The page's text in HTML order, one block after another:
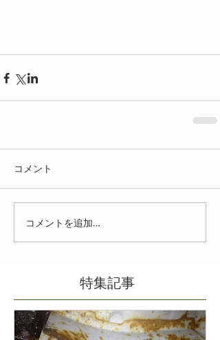
コメント
コメントを追加…
特集記事